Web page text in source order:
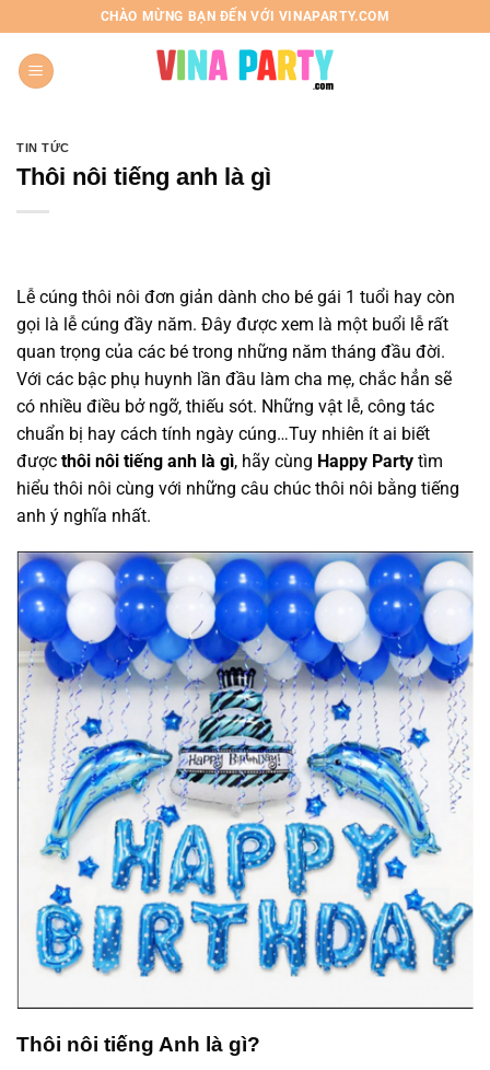
đến
nội
dung
CHÀO MỪNG BẠN ĐẾN VỚI VINAPARTY.COM
TIN TỨC
Thôi nôi tiếng anh là gì
Lễ cúng thôi nôi đơn giản dành cho bé gái 1 tuổi hay còn
gọi là lễ cúng đầy năm. Đây được xem là một buổi lễ rất
quan trọng của các bé trong những năm tháng đầu đời.
Với các bậc phụ huynh lần đầu làm cha mẹ, chắc hẳn sẽ
có nhiều điều bở ngỡ, thiếu sót. Những vật lễ, công tác
chuẩn bị hay cách tính ngày cúng…Tuy nhiên ít ai biết
được thôi nôi tiếng anh là gì, hãy cùng Happy Party tìm
hiểu thôi nôi cùng với những câu chúc thôi nôi bằng tiếng
anh ý nghĩa nhất.
Thôi nôi tiếng Anh là gì?